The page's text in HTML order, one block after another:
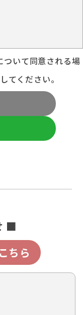
ついて同意される場
てください。
■
ちら